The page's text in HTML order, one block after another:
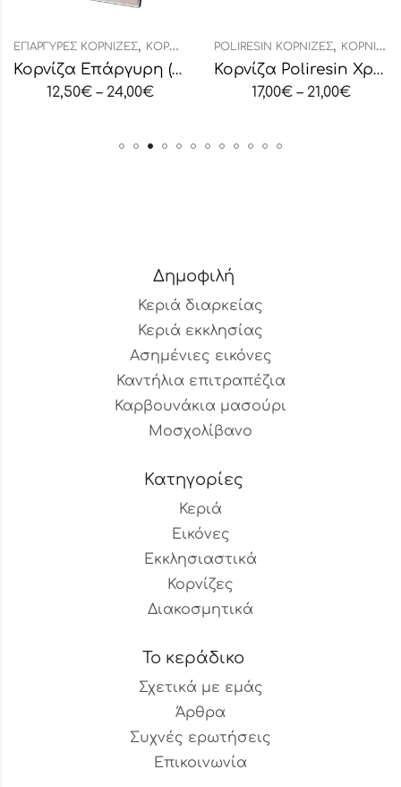
ΚΟΡΝΊΖΕΣ,ΚΟΡΝΊΖΕΣ
Κορνίζα Επάργυρη (2233)
12,50€ – 24,00€
POLIRESIN ΚΟΡΝΊΖΕΣ,ΚΟΡΝΊΖΕΣ
Κορνίζα Poliresin Χρυσή
17,00€ – 21,00€
Δημοφιλή
Κεριά διαρκείας
Κεριά εκκλησίας
Ασημένιες εικόνες
Καντήλια επιτραπέζια
Καρβουνάκια μασούρι
Μοσχολίβανο
Κατηγορίες
Κεριά
Εικόνες
Εκκλησιαστικά
Κορνίζες
Διακοσμητικά
Το κεράδικο
Σχετικά με εμάς
Άρθρα
Συχνές ερωτήσεις
Επικοινωνία